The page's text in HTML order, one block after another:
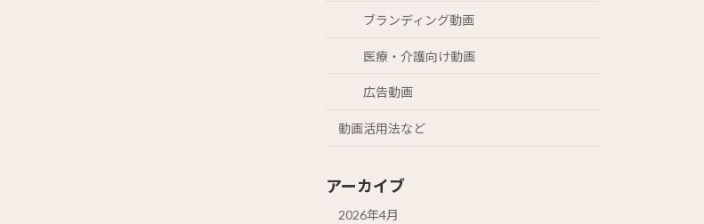
ブランディング動画
医療・介護向け動画
広告動画
動画活用法など
アーカイブ
2026年4月